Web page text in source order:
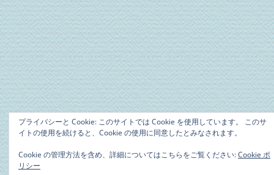
プライバシーと Cookie: このサイトでは Cookie を使用しています。 このサ
イトの使用を続けると、Cookie の使用に同意したとみなされます。
Cookie の管理方法を含め、詳細についてはこちらをご覧ください:Cookie ポ
リシー